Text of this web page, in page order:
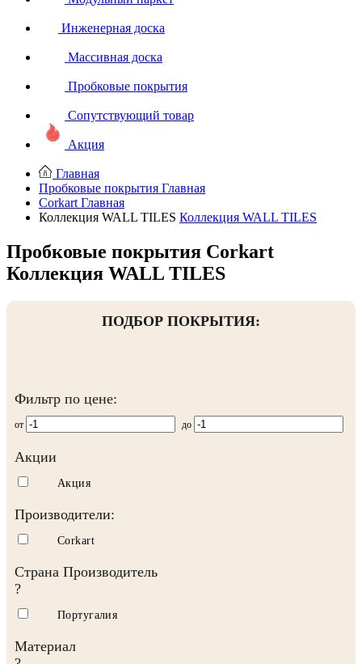
Инженерная доска
Массивная доска
Пробковые покрытия
Сопутствующий товар
Акция
Главная
Пробковые покрытия Главная
Corkart Главная
Коллекция WALL TILES Коллекция WALL TILES
Пробковые покрытия Corkart
Коллекция WALL TILES
ПОДБОР ПОКРЫТИЯ:
Фильтр по цене:
от до
Акции
Акция
Производители:
Corkart
Страна Производитель
?
Португалия
Материал